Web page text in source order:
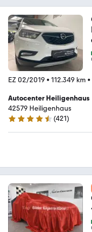
EZ 02/2019 • 112.349 km •
Autocenter Heiligenhaus
42579 Heiligenhaus
4.5 Sterne
(421)